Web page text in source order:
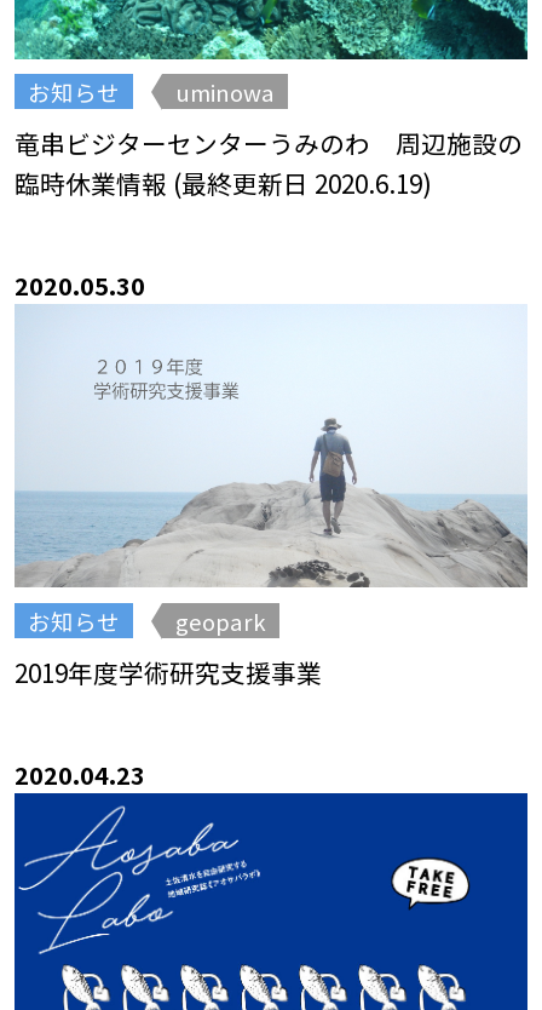
お知らせ uminowa
竜串ビジターセンターうみのわ 周辺施設の
臨時休業情報 (最終更新日 2020.6.19)
2020.05.30
お知らせ geopark
2019年度学術研究支援事業
2020.04.23